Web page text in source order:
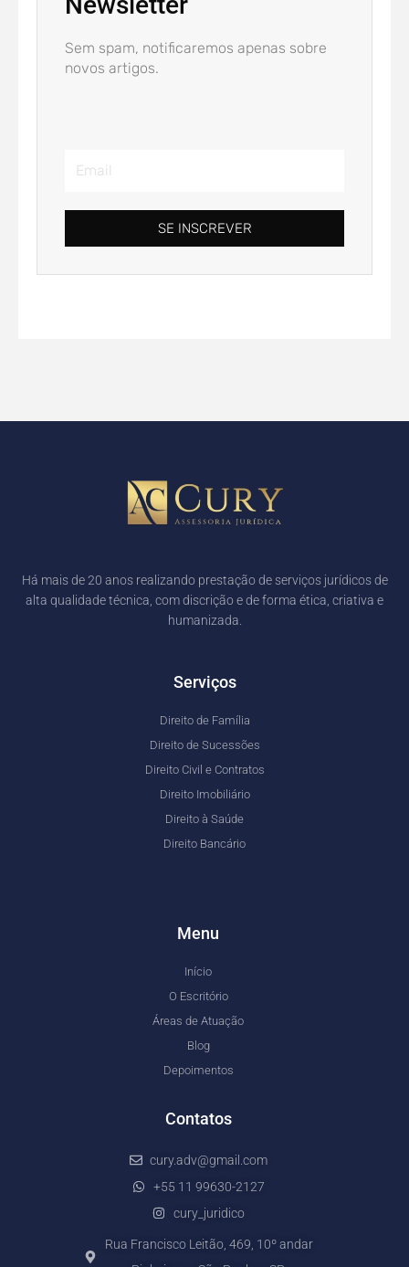
Sem spam, notificaremos apenas sobre
novos artigos.
SE INSCREVER
Há mais de 20 anos realizando prestação de serviços jurídicos de
alta qualidade técnica, com discrição e de forma ética, criativa e
humanizada.
Serviços
Direito de Família
Direito de Sucessões
Direito Civil e Contratos
Direito Imobiliário
Direito à Saúde
Direito Bancário
Menu
Início
O Escritório
Áreas de Atuação
Blog
Depoimentos
Contatos
cury.adv@gmail.com
+55 11 99630-2127
cury_juridico
Rua Francisco Leitão, 469, 10º andar